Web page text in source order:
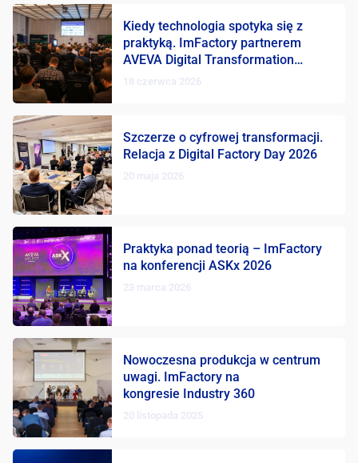
Kiedy technologia spotyka się z
praktyką. ImFactory partnerem
AVEVA Digital Transformation
Days 2026
18 czerwca 2026
Szczerze o cyfrowej transformacji.
Relacja z Digital Factory Day 2026
20 maja 2026
Praktyka ponad teorią – ImFactory
na konferencji ASKx 2026
23 marca 2026
Nowoczesna produkcja w centrum
uwagi. ImFactory na
kongresie Industry 360
20 listopada 2025